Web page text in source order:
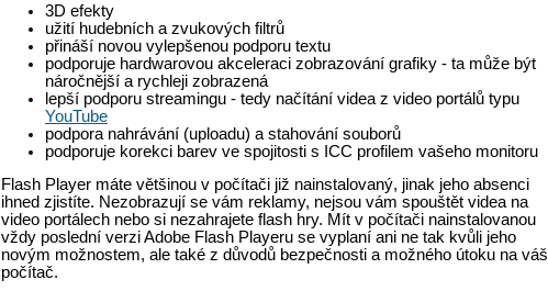
3D efekty
užití hudebních a zvukových filtrů
přináší novou vylepšenou podporu textu
podporuje hardwarovou akceleraci zobrazování grafiky - ta může být
náročnější a rychleji zobrazená
lepší podporu streamingu - tedy načítání videa z video portálů typu
YouTube
podpora nahrávání (uploadu) a stahování souborů
podporuje korekci barev ve spojitosti s ICC profilem vašeho monitoru
Flash Player máte většinou v počítači již nainstalovaný, jinak jeho absenci
ihned zjistíte. Nezobrazují se vám reklamy, nejsou vám spouštět videa na
video portálech nebo si nezahrajete flash hry. Mít v počítači nainstalovanou
vždy poslední verzi Adobe Flash Playeru se vyplaní ani ne tak kvůli jeho
novým možnostem, ale také z důvodů bezpečnosti a možného útoku na váš
počítač.